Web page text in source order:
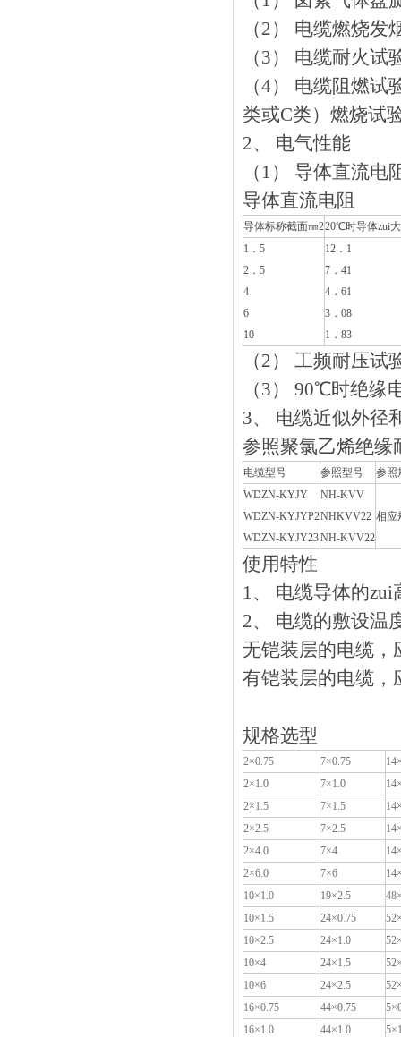
（2） 电缆燃烧发烟
（3） 电缆耐火试验
（4） 电缆阻燃试
类或C类）燃烧试验
2、 电气性能
（1） 导体直流电
导体直流电阻
导体标称截面㎜220℃时导体zui
1．5
2．5
4
6
10
12．1
7．41
4．61
3．08
1．83
（2） 工频耐压试
（3） 90℃时绝缘
3、 电缆近似外
参照聚氯乙烯绝缘耐
电缆型号 参照型号
参照
WDZN-KYJY
WDZN-KYJYP2
WDZN-KYJY23
NH-KVV
NHKVV22
NH-KVV22
相应
使用特性
1、 电缆导体的zui
2、 电缆的敷设
无铠装层的电缆，
有铠装层的电缆
规格选型
2×0.75 7×0.75 14
2×1.0 7×1.0 14
2×1.5 7×1.5 14
2×2.5 7×2.5 14
2×4.0 7×4 14
2×6.0 7×6 14
10×1.0 19×2.5 48
10×1.5 24×0.75 52
10×2.5 24×1.0 52
10×4 24×1.5 52
10×6 24×2.5 52
16×0.75 44×0.75 5
16×1.0 44×1.0 5